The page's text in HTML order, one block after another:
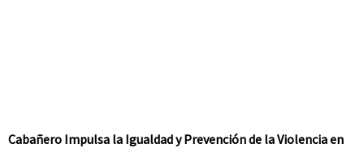
Cabañero Impulsa la Igualdad y Prevención de la Violencia en